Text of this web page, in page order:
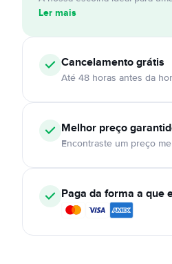
Ler mais
Cancelamentográtis
Até 48 horas antes da
Melhor preço
Encontraste um preço
Paga da forma a que